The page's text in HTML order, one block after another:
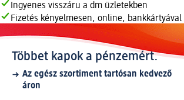
Ingyenes visszáru a dm üzletekben
Fizetés kényelmesen, online, bankkártyával
Többet kapok a pénzemért.
Az egész szortiment tartósan kedvező
áron